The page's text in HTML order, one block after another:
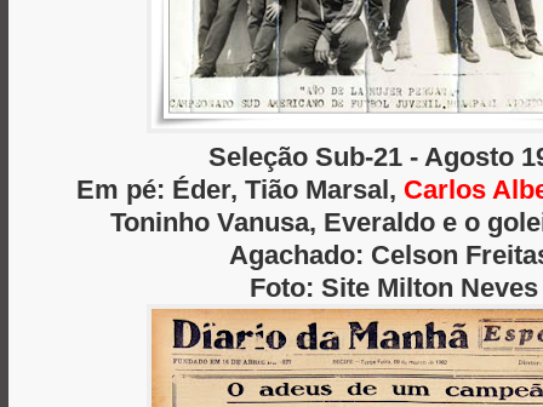
Seleção Sub-21 - Agosto
Em pé: Éder, Tião Marsal, Carlos
Toninho Vanusa, Everaldo e o
Agachado: Celson
Foto: Site Milton Neves